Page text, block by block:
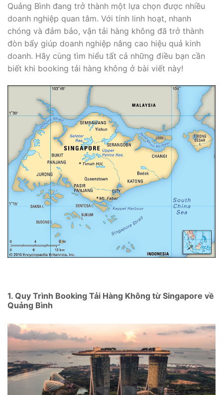
Quảng Bình đang trở thành một lựa chọn được nhiều
doanh nghiệp quan tâm. Với tính linh hoạt, nhanh
chóng và đảm bảo, vận tải hàng không đã trở thành
đòn bẩy giúp doanh nghiệp nâng cao hiệu quả kinh
doanh. Hãy cùng tìm hiểu tất cả những điều bạn cần
biết khi booking tải hàng không ở bài viết này!
1. Quy Trình Booking Tải Hàng Không từ Singapore về
Quảng Bình